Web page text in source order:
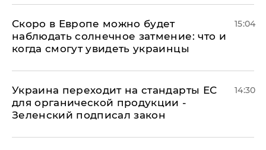
Скоро в Европе можно будет
наблюдать солнечное затмение: что и
когда смогут увидеть украинцы
15:04
Украина переходит на стандарты ЕС
для органической продукции -
Зеленский подписал закон
14:30